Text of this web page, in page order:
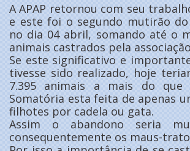
A APAP retornou com seu
e este foi o segundo mutirão
no dia 04 abril, somando até o
animais castrados pela
Se este significativo e
tivesse sido realizado, hoje
7.395 animais a mais do
Somatória esta feita de apenas
filhotes por cadela ou gata.
Assim o abandono seria
consequentemente os maus-